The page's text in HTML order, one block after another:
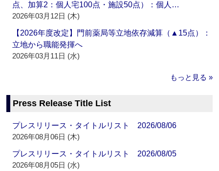
点、加算2：個人宅100点・施設50点）：個人…
2026年03月12日 (木)
【2026年度改定】門前薬局等立地依存減算（▲15点）：
立地から職能発揮へ
2026年03月11日 (水)
もっと見る »
Press Release Title List
プレスリリース・タイトルリスト 2026/08/06
2026年08月06日 (木)
プレスリリース・タイトルリスト 2026/08/05
2026年08月05日 (水)